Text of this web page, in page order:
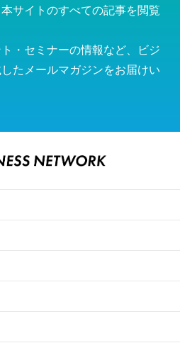
サイトのすべての記事を閲覧
・セミナーの情報など、ビジ
たメールマガジンをお届けい